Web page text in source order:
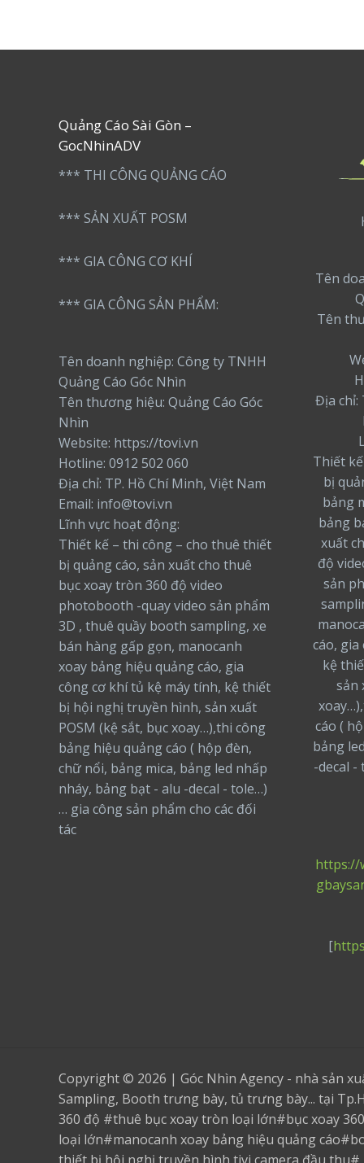
Quảng Cáo Sài Gòn –
GocNhinADV
*** THI CÔNG QUẢNG CÁO
*** SẢN XUẤT POSM
*** GIA CÔNG CƠ KHÍ
*** GIA CÔNG SẢN PHẨM:
Tên doanh nghiệp: Công ty TNHH
Quảng Cáo Góc Nhìn
Tên thương hiệu: Quảng Cáo Góc
Nhìn
Website: https://tovi.vn
Hotline: 0912 502 060
Địa chỉ: TP. Hồ Chí Minh, Việt Nam
Email: info@tovi.vn
Lĩnh vực hoạt động:
Thiết kế – thi công – cho thuê thiết
bị quảng cáo, sản xuất cho thuê
bục xoay tròn 360 độ video
photobooth -quay video sản phẩm
3D , thuê quầy booth sampling, xe
bán hàng gấp gọn, manocanh
xoay bảng hiệu quảng cáo, gia
công cơ khí tủ kệ máy tính, kệ thiết
bị hội nghị truyền hình, sản xuất
POSM (kệ sắt, bục xoay…),thi công
bảng hiệu quảng cáo ( hộp đèn,
chữ nổi, bảng mica, bảng led nhấp
nháy, bảng bạt - alu -decal - tole…)
… gia công sản phẩm cho các đối
tác
Tên
Tên
Địa chỉ:
Thiết
bị
bảng
bảng
xuất
độ
sản
cáo,
kệ
sản
cáo (
bảng
-decal -
https://
[
Copyright © 2026 | Góc Nhìn Agency - nhà sản
Sampling, Booth trưng bày, tủ trưng bày... tại
360 độ #thuê bục xoay tròn loại lớn#bục xoay
loại lớn#manocanh xoay bảng hiệu quảng
thiết bị hội nghị truyền hình tivi camera đầu thu#